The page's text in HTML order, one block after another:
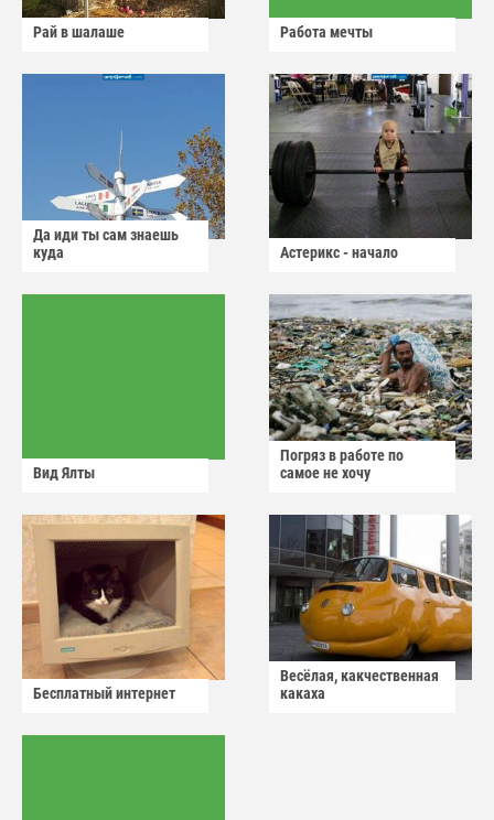
Рай в шалаше Работа мечты
Да иди ты сам знаешь
куда
Астерикс - начало
Вид Ялты
Погряз в работе по
самое не хочу
Бесплатный интернет
Весёлая, какчественная
какаха